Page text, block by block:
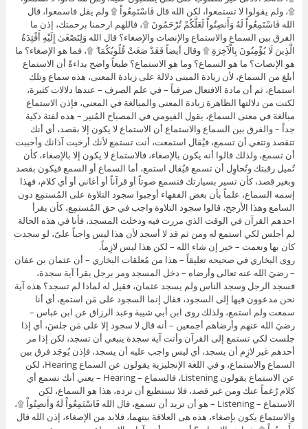
۩، ولم يقولوا لا تستمعوا، لكن الله قال فَاسْتَمِعُواْ ۩ ولم يقل فاسمعوا، قال
الله فَاسْتَمِعُواْ لَهُ وَأَنصِتُواْ لَعَلَّكُمْ تُرْحَمُونَ ۩، فاللهم ارحمنا برحمتك، إذن ما
الفرق بين السماع والاستماع والإنصات والإصغاء؟ قال الله وَلِتَصْغَىٰ إِلَيْهِ أَفْئِدَةُ
الَّذِينَ لَا يُؤْمِنُونَ بِالْآخِرَةِ ۩ وقال أيضاً فَقَدْ صَغَتْ قُلُوبُكُمَا ۖ ۩، فما هو الإصغاء؟ ما
هو الإنصات؟ ما هو السماع؟ وما هو الاستماع؟ طبعاً واضح بداءةً أن الاستماع
أبلغ من السماع، لأن زيادة المبنى دلالة على زيادة المعنى، هذه سماع وتلك
استماع، ثم أن مادة الافتعال صرفياً – في علم الصرف – عندها دلالات كثيرة،
لكنت من دلالتها الظاهرة زيادة المعنى والمبالغة في المعنى، فإذن الاستماع
مبالغة في معنى السماع، يقول الفيومي في المصباح المُنير – هذه لفتة ذكية
جداً – والفرق بين السماع والاستماع أن الاستماع لا يكون إلا بقصد، أي أنك
تتقصد وتتغي أن تسمع، فيُقال استمعت، أنت تستمع لأنك أرخيت آذانك وأحببت
أن تسمع، ولذلك قالوا أنه يكون بالإصغاء، فالاستماع لا يكون إلا بالإصغاء، كأن
تُميل رقبتك وتُحاوِل أن تسمع فيُقال استمع، أما السماع أو السمع فيكون بقصد
وبغير قصد، كأن تسير بسيارتك فتسمع صوتاً أو قرآناً أو أغاني أو أي كلام، فهذا
إسمه السماع، علماً بأن بعض الفقهاء أوجبوا سجود التلاوة على المُستمِع دون
السامع وهذا الأرجح، قالوا سجود التلاوة واجب في حق المُستمِع، كأن يقرأ
احدهم القرآن في الوقت الذي مررت فيه ودخلت المسجد، فأنا في هذه الحالة
لم أجلس لكي استمع له ومن ثم قد لا أسجد لأن هذا ليس واجباً علىّ، لو سجدت
كان بها ونعمت – خير إن شاء الله – لكن هذا ليس لازِماً.
روى البخاري في صحيحه تعليقاً – هذا من مُعلقات البخاري – أن عثمان بن عفان
– رضيَ الله عنه تعالى وأرضاه – دخل المسجد ومر برجل يقرأ آية سجدة،
فسجد الرجل وسجد الناس ولم يسجد عثمان، فقيل له لماذا لم تسجد؟ هذه آية
نحن مدعوون فيها إلى السجود، فقال إنما السجود على مَن استمع، أي أنا
سمعت ولم استمع، ولذلك روى ابن أبي شيبة وعبد الرزاق عن ابن عباس –
رضيَ الله عنهم وأرضاهم أجمعين – أنه قال لا سجود إلا على مَن جلسَ، أي إذا
جلست لكي تستمع إلى القرآن وأتت آية سجدة ينبغي أن تسجد، لكن إذا مر
أحدهم غير لازِم أن يسجد، أي ليس واجب عليه أن يسجد، فإذن يُوجَد فرق بين
السماع والاستماع، و في اللغة الإنجليزية يقولون عن السماع Hearing، لكن
عن الاستماع يقولون Listening، فالسماع – Hearing – يعني أنك تسمع أي
كلام رُغماً عنك ومن غير قصد، فلا تستطيع أن ترده، هذا هو السماع، لكن
الاستماع – Listening – هو أن تريد أن تسمع، قال الله فَاسْتَمِعُواْ لَهُ وَأَنصِتُواْ ۩،
والاستماع يكون بإصغاء، هذه هى العلاقة بينهما، فلابد من الإصغاء، إذن الله قال